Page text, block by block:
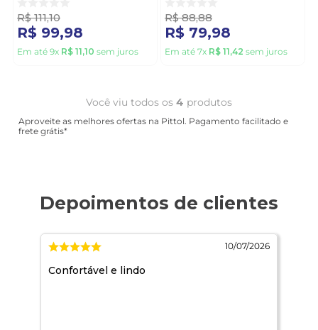
R$ 111,10
R$ 99,98
Em até 9x R$ 11,10 sem juros
R$ 88,88
R$ 79,98
Em até 7x R$ 11,42 sem juros
Você viu todos os 4 produtos
Aproveite as melhores ofertas na Pittol. Pagamento facilitado e
frete grátis*
10/07/2026
Confortável e lindo